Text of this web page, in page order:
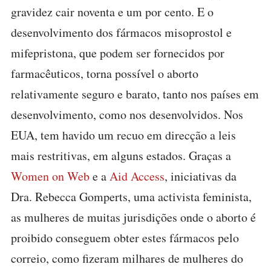
gravidez cair noventa e um por cento. E o
desenvolvimento dos fármacos misoprostol e
mifepristona, que podem ser fornecidos por
farmacêuticos, torna possível o aborto
relativamente seguro e barato, tanto nos países em
desenvolvimento, como nos desenvolvidos. Nos
EUA, tem havido um recuo em direcção a leis
mais restritivas, em alguns estados. Graças a
Women on Webe aAid Access, iniciativas da
Dra. Rebecca Gomperts, uma activista feminista,
as mulheres de muitas jurisdições onde o aborto é
proibido conseguem obter estes fármacos pelo
correio, como fizeram milhares de mulheres do